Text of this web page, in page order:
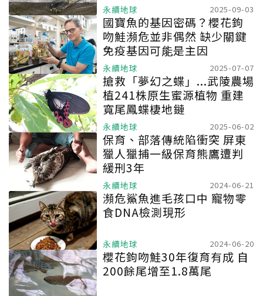
永續地球 2025-09-03
國寶魚的基因密碼？櫻花鉤
吻鮭瀕危並非偶然 缺少關鍵
免疫基因可能是主因
永續地球 2025-07-07
搶救「夢幻之蝶」...武陵農場
植241株原生蜜源植物 重建
寬尾鳳蝶棲地鏈
永續地球 2025-06-02
保育、部落傳統陷衝突 屏東
獵人獵捕一級保育熊鷹遭判
緩刑3年
永續地球 2024-06-21
瀕危鯊魚進毛孩口中 寵物零
食DNA檢測現形
永續地球 2024-06-20
櫻花鉤吻鮭30年復育有成 自
200餘尾增至1.8萬尾